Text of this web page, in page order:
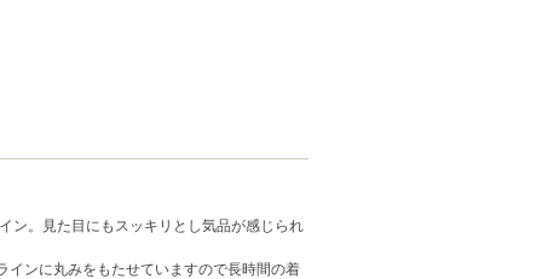
ン。見た目にもスッキリとし気品が感じられ
インに丸みをもたせていますので長時間の着